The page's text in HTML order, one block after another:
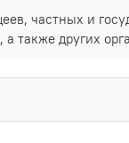
частных и
также других